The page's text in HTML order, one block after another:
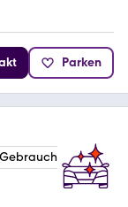
Parken
Gebraucht +